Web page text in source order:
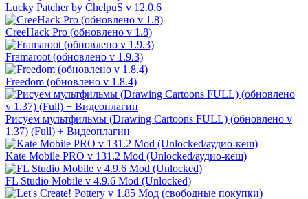
Lucky Patcher by ChelpuS v 12.0.6
CreeHack Pro (обновлено v 1.8)
Framaroot (обновлено v 1.9.3)
Freedom (обновлено v 1.8.4)
Рисуем мультфильмы (Drawing Cartoons FULL) (обновлено v
1.37) (Full) + Видеоплагин
Kate Mobile PRO v 131.2 Mod (Unlocked/аудио-кеш)
FL Studio Mobile v 4.9.6 Mod (Unlocked)